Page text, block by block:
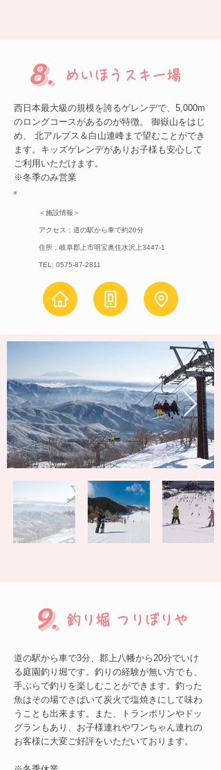
8. めいほうスキー場
西日本最大級の規模を誇るゲレンデで、5,000m
のロングコースがあるのが特徴。 御嶽山をはじ
め、 北アルプス＆白山連峰まで望むことができ
ます。キッズゲレンデがありお子様も安心して
ご利用いただけます。
​※冬季のみ営業
＜施設情報＞
アクセス：道の駅から車で約20分
住所：岐阜郡上市明宝奥住水沢上3447-1
TEL: 0575-87-2811
釣り堀 つりぼりや
9.
道の駅から車で3分、郡上八幡から20分でいけ
る庭園釣り堀です。釣りの経験が無い方でも、
手ぶらで釣りを楽しむことができます。釣った
魚はその場でさばいて炭火で塩焼きにして味わ
うことも出来ます。また、トランポリンやドッ
グランもあり、お子様連れやワンちゃん連れの
お客様に大変ご好評をいただいております。